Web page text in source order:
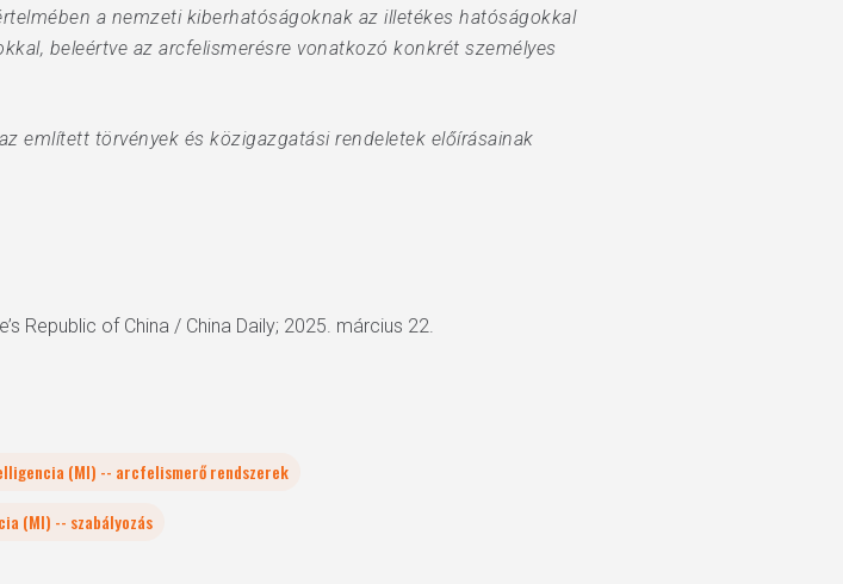
a nemzeti kiberhatóságoknak az illetékes hatóságokkal
beleértve az arcfelismerésre vonatkozó konkrét személyes
említett törvények és közigazgatási rendeletek előírásainak
Republic of China / China Daily; 2025. március 22.
(MI) -- arcfelismerő rendszerek
(MI) -- szabályozás